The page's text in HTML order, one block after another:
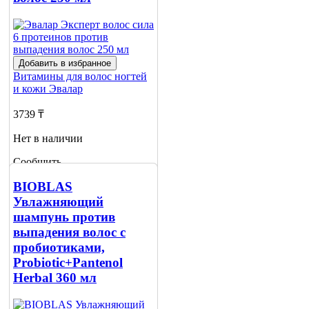
Добавить в избранное
Витамины для волос ногтей
и кожи Эвалар
3739 ₸
Нет в наличии
Сообщить
BIOBLAS
Увлажняющий
шампунь против
выпадения волос с
пробиотиками,
Probiotic+Pantenol
Herbal 360 мл